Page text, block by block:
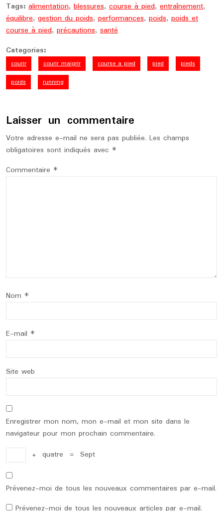
Tags: alimentation, blessures, course à pied, entraînement,
équilibre, gestion du poids, performances, poids, poids et
course à pied, précautions, santé
Categories:
courir courir maigrir course a pied pied
pieds
poids
running
Laisser un commentaire
Votre adresse e-mail ne sera pas publiée. Les champs
obligatoires sont indiqués avec *
Commentaire *
Nom *
E-mail *
Site web
Enregistrer mon nom, mon e-mail et mon site dans le
navigateur pour mon prochain commentaire.
+ quatre = Sept
Prévenez-moi de tous les nouveaux commentaires par e-mail.
Prévenez-moi de tous les nouveaux articles par e-mail.